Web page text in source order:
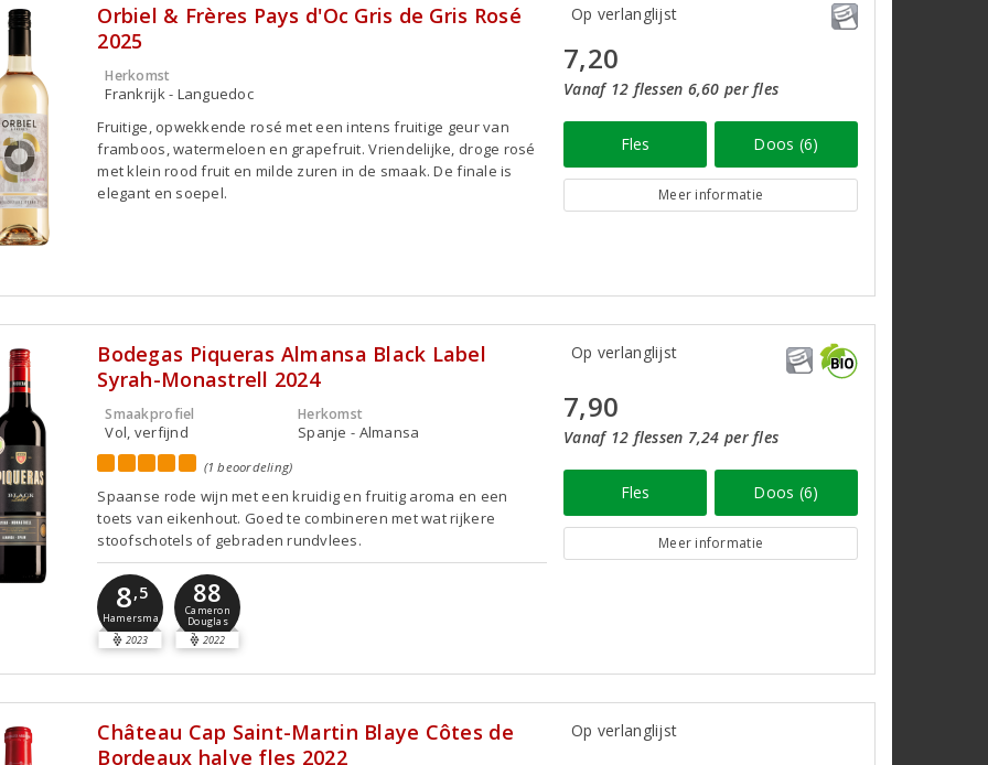
Orbiel & Frères Pays d'Oc Gris de Gris Rosé
2025
Herkomst
Frankrijk - Languedoc
Fruitige, opwekkende rosé met een intens fruitige geur van
framboos, watermeloen en grapefruit. Vriendelijke, droge rosé
met klein rood fruit en milde zuren in de smaak. De finale is
elegant en soepel.
Op verlanglijst
7,20
Vanaf 12 flessen 6,60 per fles
Fles Doos (6)
Meer informatie
Bodegas Piqueras Almansa Black Label
Syrah-Monastrell 2024
Smaakprofiel
Vol, verfijnd
Herkomst
Spanje - Almansa
(1 beoordeling)
Spaanse rode wijn met een kruidig en fruitig aroma en een
toets van eikenhout. Goed te combineren met wat rijkere
stoofschotels of gebraden rundvlees.
8,5
Hamersma
2023
88
Cameron
Douglas
2022
Op verlanglijst
7,90
Vanaf 12 flessen 7,24 per fles
Fles Doos (6)
Meer informatie
Château Cap Saint-Martin Blaye Côtes de
Bordeaux halve fles 2022
Op verlanglijst